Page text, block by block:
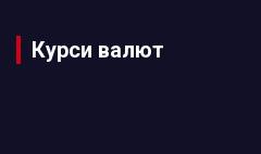
Курси валют